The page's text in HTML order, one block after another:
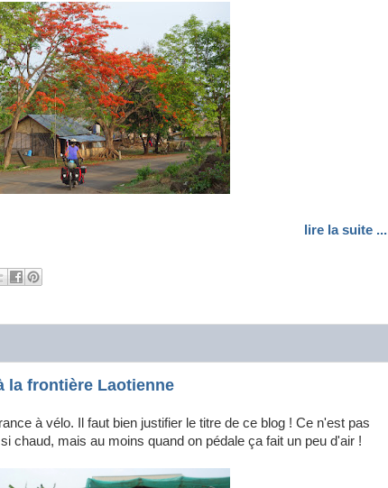
lire la suite ...
la frontière Laotienne
à vélo. Il faut bien justifier le titre de ce blog ! Ce n'est pas
chaud, mais au moins quand on pédale ça fait un peu d'air !